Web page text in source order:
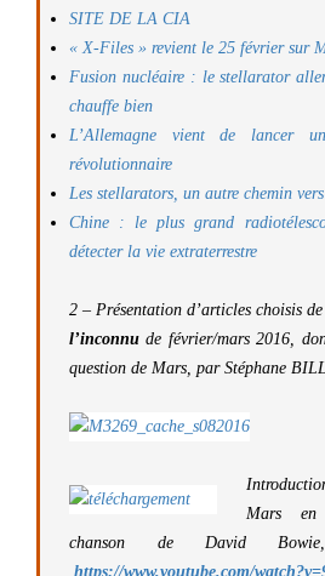
SITE DE LA CIA
« X-Files » revient le 25 février sur
Fusion nucléaire : le stellarator
chauffe bien
L’Allemagne vient de lancer
révolutionnaire
Les stellarators, un autre chemin
Chine : le plus grand
détecter la vie extraterrestre
2 – Présentation d’articles choisis
l’inconnu de février/mars 2016,
question de Mars, par Stéphane
Mars en
chanson de David Bowie,
https://www.youtube.com/